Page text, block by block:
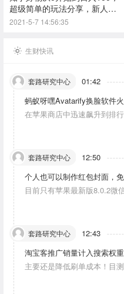
超级简单的玩法分享，新人一
看也能上手操作
2021-5-7 14:56:35
生财快讯
套路研究中心 01:42
蚂蚁呀嘿Avatarify换脸软件
在苹果商店中迅速飙升到排
套路研究中心 12:50
个人也可以制作红包封面，
目前只有苹果最新版8.0.2微
套路研究中心 12:43
淘宝客推广销量计入搜索权
主要还是降低刷单成本！目